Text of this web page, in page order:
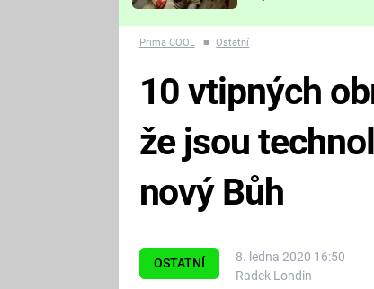
nejvíc zvednou tep?
Prima COOL ■ Ostatní
OSTATNÍ
8. ledna 2020 16:50
Radek Londin
10 vtipných
že jsou
nový Bůh